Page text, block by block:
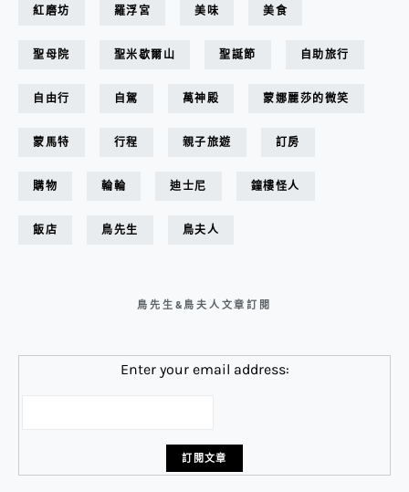
紅磨坊 羅浮宮 美味 美食
聖母院 聖米歇爾山 聖誕節 自助旅行
自由行 自駕 萬神殿 蒙娜麗莎的微笑
蒙馬特 行程 親子旅遊 訂房
購物 輪輪 迪士尼 鐘樓怪人
飯店 鳥先生 鳥夫人
鳥先生&鳥夫人文章訂閱
Enter your email address: